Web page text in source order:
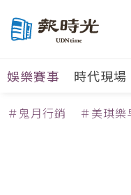
娛樂賽事 時代現場
＃鬼月行銷 ＃美琪樂